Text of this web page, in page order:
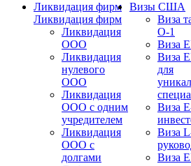
Ликвидация фирм
Ликвидация фирм
Ликвидация
ООО
Ликвидация
нулевого
ООО
Ликвидация
ООО с одним
учредителем
Ликвидация
ООО с
долгами
Визы США
Виза
О-1
Виза
Виза
для
Виза
Виза
Виза